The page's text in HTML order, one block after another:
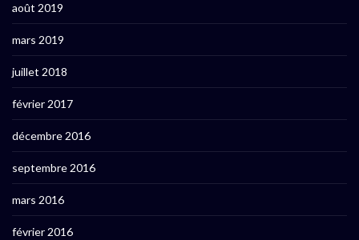
août 2019
mars 2019
juillet 2018
février 2017
décembre 2016
septembre 2016
mars 2016
février 2016